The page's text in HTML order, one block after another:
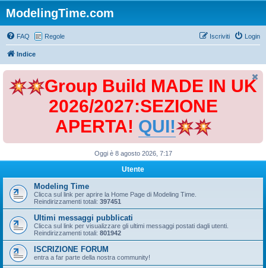
ModelingTime.com
FAQ Regole Login
Iscriviti
Indice
Group Build MADE IN UK
2026/2027:SEZIONE
APERTA! QUI!
Oggi è 8 agosto 2026, 7:17
Utente
Modeling Time
Clicca sul link per aprire la Home Page di Modeling Time.
Reindirizzamenti totali: 397451
Ultimi messaggi pubblicati
Clicca sul link per visualizzare gli ultimi messaggi postati dagli utenti.
Reindirizzamenti totali: 801942
ISCRIZIONE FORUM
entra a far parte della nostra community!